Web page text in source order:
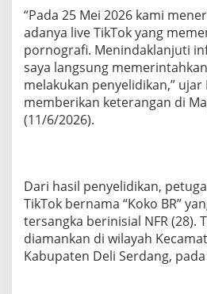
R
a
u
p
R
p
5
J
r
H
a
r
“Pada 25 Mei 2026 kami
adanya live TikTok yang
pornografi. Menindaklanjuti
saya langsung
melakukan penyelidikan,”
memberikan keterangan di
(11/6/2026).
Dari hasil penyelidikan,
TikTok bernama “Koko BR”
tersangka berinisial NFR (28).
diamankan di wilayah
Kabupaten Deli Serdang,